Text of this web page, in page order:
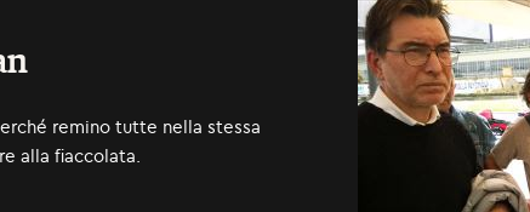
remino tutte nella stessa
alla fiaccolata.